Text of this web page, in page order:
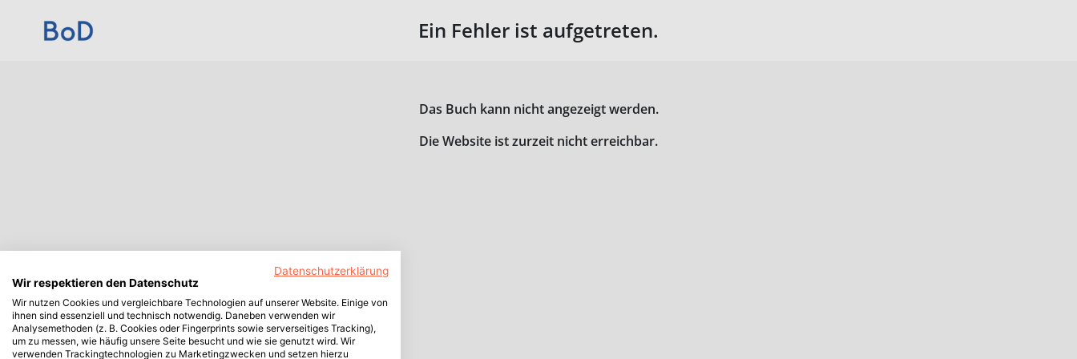
Ein Fehler ist aufgetreten.
Das Buch kann nicht angezeigt werden.
Die Website ist zurzeit nicht erreichbar.
Datenschutzerklärung
Wir respektieren den Datenschutz
Wir nutzen Cookies und vergleichbare Technologien auf unserer Website. Einige von
ihnen sind essenziell und technisch notwendig. Daneben verwenden wir
Analysemethoden (z. B. Cookies oder Fingerprints sowie serverseitiges Tracking),
um zu messen, wie häufig unsere Seite besucht und wie sie genutzt wird. Wir
verwenden Trackingtechnologien zu Marketingzwecken und setzen hierzu